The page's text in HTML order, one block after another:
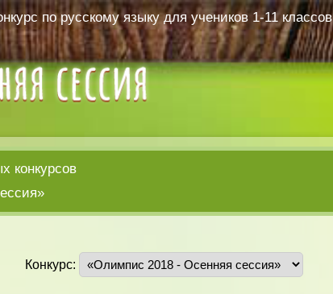
по русскому языку для учеников 1-11 классов
конкурсов
Конкурс: